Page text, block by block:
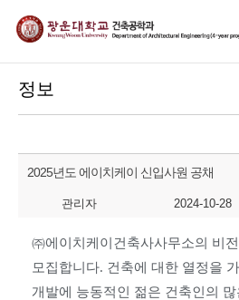
정보
2025년도 에이치케이 신입사원 공채
관리자 2024-10-28
㈜에이치케이건축사사무소의 비
모집합니다. 건축에 대한 열정을
개발에 능동적인 젊은 건축인의